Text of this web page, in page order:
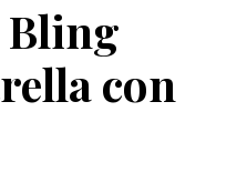
Bling
con